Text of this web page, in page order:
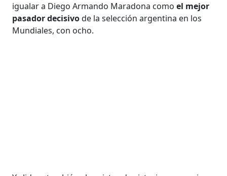
igualar a Diego Armando Maradona comoel mejor
pasador decisivode la selección argentina en los
Mundiales, con ocho.